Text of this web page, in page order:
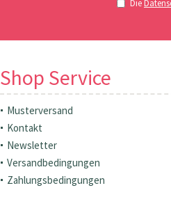
Die
Shop Service
Musterversand
Kontakt
Newsletter
Versandbedingungen
Zahlungsbedingungen